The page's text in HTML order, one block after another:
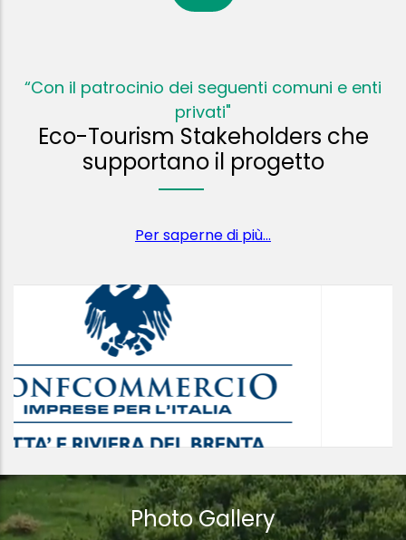
“Con il patrocinio dei seguenti comuni e enti
privati"
Eco-Tourism Stakeholders che
supportano il progetto
Per saperne di più...
Photo Gallery